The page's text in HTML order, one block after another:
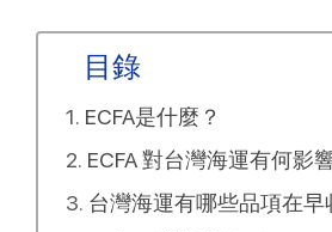
目錄
ECFA是什麼？
ECFA 對台灣海運有何影
台灣海運有哪些品項在早